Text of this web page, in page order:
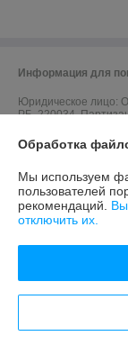
Информация для
Юридическое лицо:
РБ, 220034,
Регистрационный
УНП: 191652262
Регистрационный
Ссылка на
Ссылка на
Ссылка на
Обработка
Мы используем
пользователей
рекомендаций.
отключить их.